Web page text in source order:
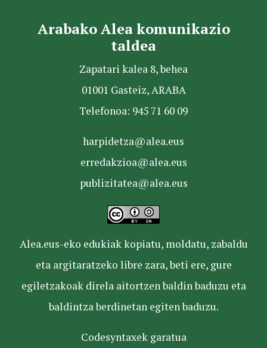
Arabako Alea komunikazio
taldea
Zapatari kalea 8, behea
01001 Gasteiz, ARABA
Telefonoa: 945 71 60 09
harpidetza@alea.eus
erredakzioa@alea.eus
publizitatea@alea.eus
Alea.eus-eko edukiak kopiatu, moldatu, zabaldu
eta argitaratzeko libre zara, beti ere, gure
egiletzakoak direla aitortzen baldin baduzu eta
baldintza berdinetan egiten baduzu.
Codesyntaxek garatua